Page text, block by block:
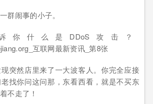
群闹事的小子。
突然店里来了一大波客人。你完全应接
找你问这问那，东看西看，就是不买东
不走了！